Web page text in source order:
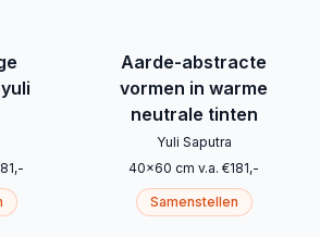
,-
Aarde-abstracte
vormen in warme
neutrale tinten
Yuli Saputra
40x60 cm v.a. €181,-
Samenstellen